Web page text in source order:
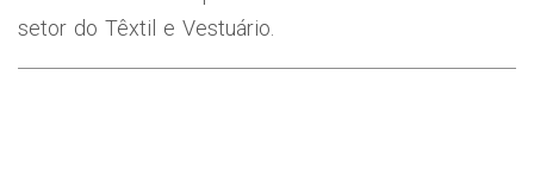
setor do Têxtil e Vestuário.